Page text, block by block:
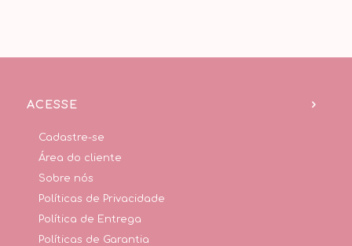
ACESSE
Cadastre-se
Área do cliente
Sobre nós
Políticas de Privacidade
Política de Entrega
Políticas de Garantia